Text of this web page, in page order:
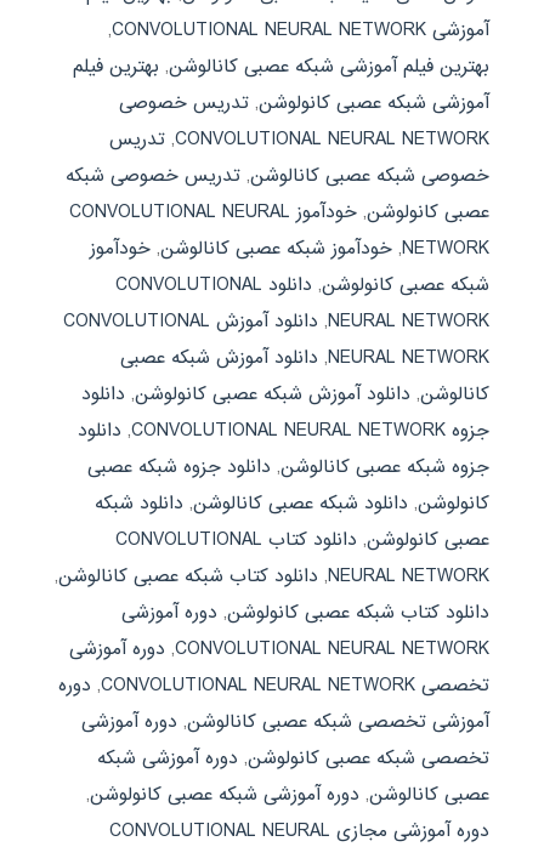
آموزشی CONVOLUTIONAL NEURAL NETWORK
,
بهترین فیلم آموزشی شبکه عصبی کانالوشن, بهترین فیلم
آموزشی شبکه عصبی کانولوشن, تدریس خصوصی
CONVOLUTIONAL NEURAL NETWORK
, تدریس
خصوصی شبکه عصبی کانالوشن, تدریس خصوصی شبکه
عصبی کانولوشن,
خودآموز CONVOLUTIONAL NEURAL
NETWORK
, خودآموز شبکه عصبی کانالوشن, خودآموز
شبکه عصبی کانولوشن,
دانلود CONVOLUTIONAL
NEURAL NETWORK
,
دانلود آموزش CONVOLUTIONAL
NEURAL NETWORK
, دانلود آموزش شبکه عصبی
کانالوشن, دانلود آموزش شبکه عصبی کانولوشن, دانلود
جزوه CONVOLUTIONAL NEURAL NETWORK
, دانلود
جزوه شبکه عصبی کانالوشن, دانلود جزوه شبکه عصبی
کانولوشن, دانلود شبکه عصبی کانالوشن, دانلود شبکه
عصبی کانولوشن,
دانلود کتاب CONVOLUTIONAL
NEURAL NETWORK
, دانلود کتاب شبکه عصبی کانالوشن,
دانلود کتاب شبکه عصبی کانولوشن, دوره آموزشی
CONVOLUTIONAL NEURAL NETWORK
, دوره آموزشی
تخصصی CONVOLUTIONAL NEURAL NETWORK
, دوره
آموزشی تخصصی شبکه عصبی کانالوشن, دوره آموزشی
تخصصی شبکه عصبی کانولوشن, دوره آموزشی شبکه
عصبی کانالوشن, دوره آموزشی شبکه عصبی کانولوشن,
دوره آموزشی مجازی CONVOLUTIONAL NEURAL